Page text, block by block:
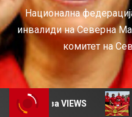
Национална
инвалиди на Северна
комитет на
за VIEWS